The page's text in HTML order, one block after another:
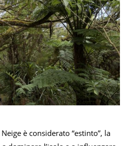
è considerato “estinto”, la